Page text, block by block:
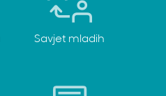
Savjet mladih